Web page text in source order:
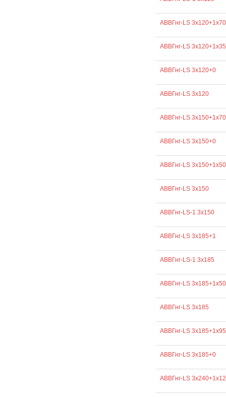
АВВГнг-LS 3х120+1х70
АВВГнг-LS 3х120+1х35
АВВГнг-LS 3х120+0
АВВГнг-LS 3х120
АВВГнг-LS 3х150+1х70
АВВГнг-LS 3х150+0
АВВГнг-LS 3х150+1х50
АВВГнг-LS 3х150
АВВГнг-LS-1 3х150
АВВГнг-LS 3х185+1
АВВГнг-LS-1 3х185
АВВГнг-LS 3х185+1х50
АВВГнг-LS 3х185
АВВГнг-LS 3х185+1х95
АВВГнг-LS 3х185+0
АВВГнг-LS